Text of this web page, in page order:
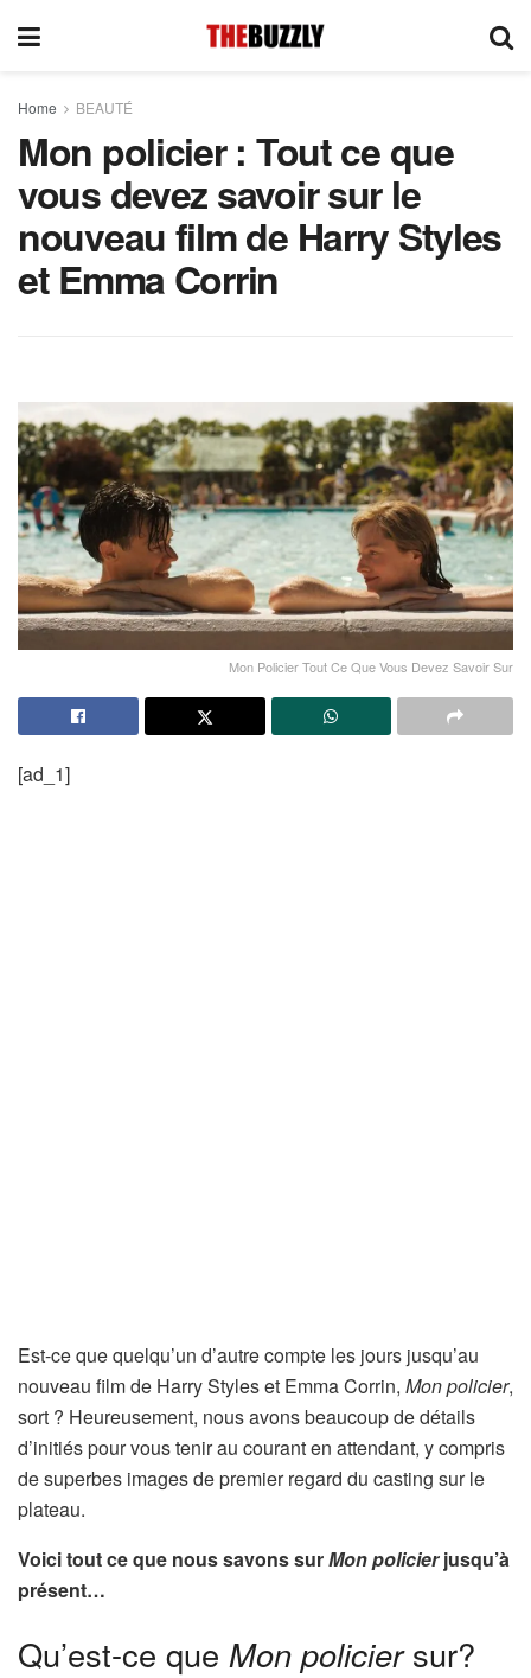
Home BEAUTÉ
Mon policier : Tout ce que
vous devez savoir sur le
nouveau film de Harry Styles
et Emma Corrin
Mon Policier Tout Ce Que Vous Devez Savoir Sur
[ad_1]
Est-ce que quelqu’un d’autre compte les jours jusqu’au
nouveau film de Harry Styles et Emma Corrin, Mon policier,
sort ? Heureusement, nous avons beaucoup de détails
d’initiés pour vous tenir au courant en attendant, y compris
de superbes images de premier regard du casting sur le
plateau.
Voici tout ce que nous savons surMon policier jusqu’à
présent…
Qu’est-ce que Mon policiersur?